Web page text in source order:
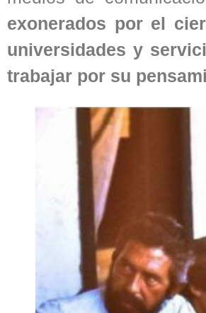
exonerados por el
universidades y
trabajar por su